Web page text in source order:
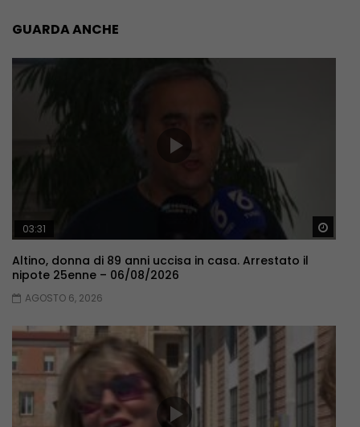
GUARDA ANCHE
03:31
Altino, donna di 89 anni uccisa in casa. Arrestato il
nipote 25enne – 06/08/2026
AGOSTO 6, 2026